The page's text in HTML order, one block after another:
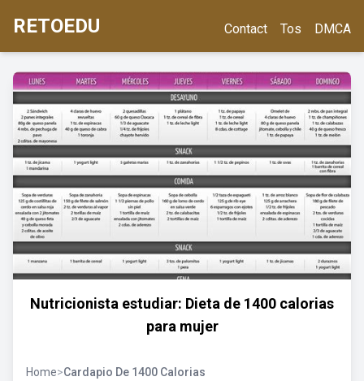
RETOEDU Contact Tos DMCA
Nutricionista estudiar: Dieta de 1400 calorias
para mujer
Home>Cardapio De 1400 Calorias